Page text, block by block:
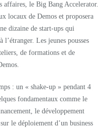
affaires, le Big Bang Accelerator.
locaux de Demos et proposera
dizaine de start-ups qui
l’étranger. Les jeunes pousses
de formations et de
: un « shake-up » pendant 4
fondamentaux comme le
le développement
le déploiement d’un business